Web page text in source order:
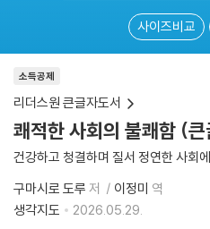
사이즈비교
소득공제
리더스원 큰글자도서
쾌적한 사회의 불쾌함 (
건강하고 청결하며 질서 정연한 사회
구마시로 도루 저 이정미 역
생각지도
2026.05.29.